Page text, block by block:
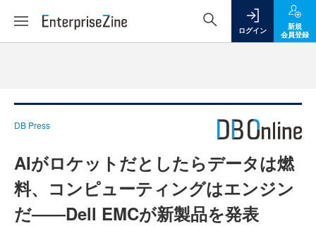
ログイン
新規
会員登録
DB Press
AIがロケットだとしたらデータは燃
料、コンピューティングはエンジン
だ――Dell EMCが新製品を発表